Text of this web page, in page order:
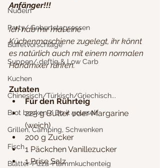
Nudeln
Party/ Geburtstagsessen
Buffetvorschläge
Suppen/ deftig & Low Carb
Kuchen
Chinesisch/Türkisch/Griechisch...
Brot backen / Do it yourself
Grillen, Camping, Schwenken
Fisch
Blätter-Pizza-Flammkuchenteig
Anfänger!!!
Ich hab mir mal eine
Küchenmaschiene zugelegt, ihr könnt
es natürlich auch mit einem normalen
Handmixer rühren.
Zutaten
Für den Rührteig
225 g Butter oder Margarine
(weich)
200 g Zucker
1 Päckchen Vanillezucker
1 Prise Salz